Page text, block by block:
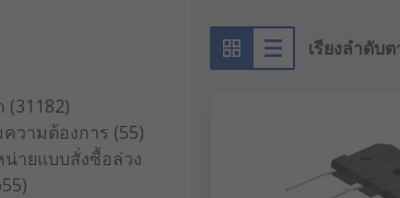
a Darlington transistor takes up less space
can be used to trigger a TRIAC
switching: JFET transistors are often used in
MOSFET transistors can be used in both
Thyristors are often used for just this
Zener diodes are most commonly used
(31182)
วามต้องการ (55)
ายแบบสั่งซื้อล่วง
เรียงลำดับ